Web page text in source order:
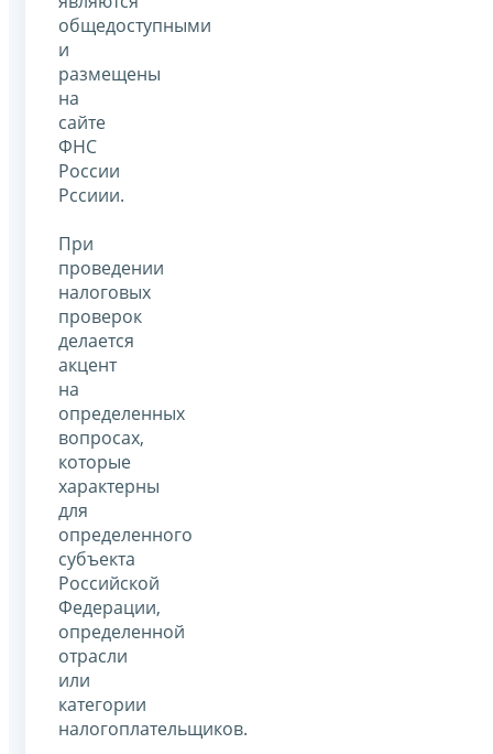
общедоступными
и
размещены
на
сайте
ФНС
России
Рссиии.
При
проведении
налоговых
проверок
делается
акцент
на
определенных
вопросах,
которые
характерны
для
определенного
субъекта
Российской
Федерации,
определенной
отрасли
или
категории
налогоплательщиков.